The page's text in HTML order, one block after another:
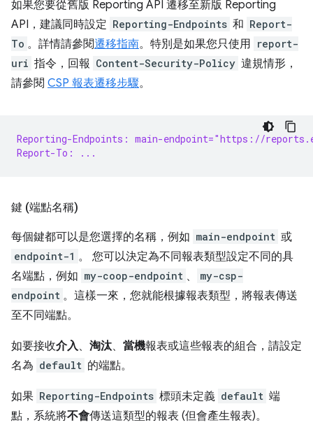
如果您要從舊版 Reporting API 遷移至新版 Reporting
API，建議同時設定 Reporting-Endpoints 和 Report-
To 。詳情請參閱遷移指南。特別是如果您只使用 report-
uri 指令，回報 Content-Security-Policy 違規情形，
請參閱 CSP 報表遷移步驟。
Reporting-Endpoints: main-endpoint="https://
Report-To: ...
鍵 (端點名稱)
每個鍵都可以是您選擇的名稱，例如 main-endpoint 或
endpoint-1 。 您可以決定為不同報表類型設定不同的具
名端點，例如 my-coop-endpoint 、
my-csp-
endpoint 。這樣一來，您就能根據報表類型，將報表傳送
至不同端點。
如要接收介入、 淘汰、 當機報表或這些報表的組合，請設定
名為 default 的端點。
如果 Reporting-Endpoints 標頭未定義 default 端
點，系統將不會傳送這類型的報表 (但會產生報表)。